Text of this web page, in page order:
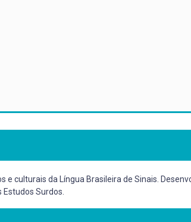
e culturais da Língua Brasileira de Sinais.
Surdos.